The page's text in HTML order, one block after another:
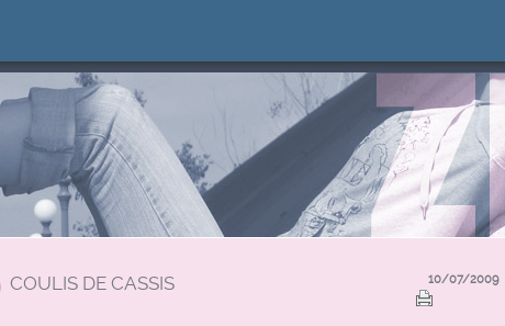
COULIS DE CASSIS 10/07/2009